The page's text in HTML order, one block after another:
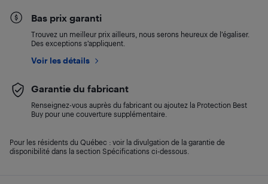
Bas prix garanti
Trouvez un meilleur prix ailleurs, nous serons heureux de l’égaliser.
Des exceptions s’appliquent.
Voir les détails
Garantie du fabricant
Renseignez-vous auprès du fabricant ou ajoutez la Protection Best
Buy pour une couverture supplémentaire.
Pour les résidents du Québec : voir la divulgation de la garantie de
disponibilité dans la section Spécifications ci-dessous.